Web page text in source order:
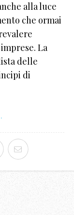
alla luce
che ormai
La
delle
di